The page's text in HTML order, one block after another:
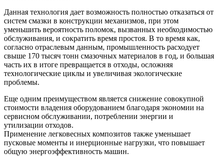
Данная технология дает возможность полностью отказаться от
систем смазки в конструкции механизмов, при этом
уменьшить вероятность поломок, вызванных необходимостью
обслуживания, и сократить время простоя. В то время как,
согласно отраслевым данным, промышленность расходует
свыше 170 тысяч тонн смазочных материалов в год, и большая
часть их в итоге превращается в отходы, осложняя
технологические циклы и увеличивая экологические
проблемы.
Еще одним преимуществом является снижение совокупной
стоимости владения оборудованием благодаря экономии на
сервисном обслуживании, потреблении энергии и
утилизации отходов.
Применение легковесных композитов также уменьшает
пусковые моменты и инерционные нагрузки, что повышает
общую энергоэффективность машин.